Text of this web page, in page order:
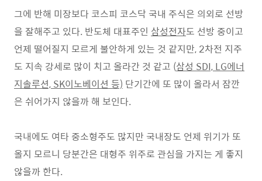
그에 반해 미장보다 코스피 코스닥 국내 주식은 의외로 선방
을 잘해주고 있다. 반도체 대표주인 삼성전자도 선방 중이고
언제 떨어질지 모르게 불안하게 있는 것 같지만, 2차전 지주
도 지속 강세로 많이 치고 올라간 것 같고 (삼성 SDI, LG에너
지솔루션, SK이노베이션 등) 단기간에 또 많이 올라서 잠깐
은 쉬어가지 않을까 해 보인다.
국내에도 여타 중소형주도 많지만 국내장도 언제 위기가 또
올지 모르니 당분간은 대형주 위주로 관심을 가지는 게 좋지
않을까 한다.